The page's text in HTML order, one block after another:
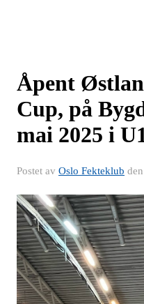
Åpent
Cup, på
mai 2025 i
Postet av Oslo Fekteklub den